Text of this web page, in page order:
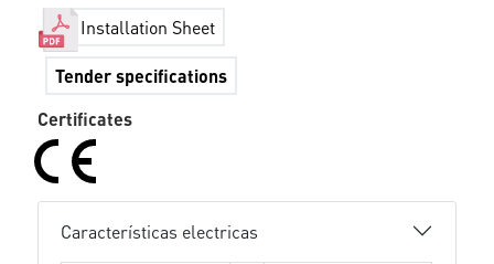
Installation Sheet
Tender specifications
Certificates
Características electricas